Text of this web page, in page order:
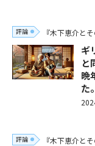
評論 『木下恵介と
ギ
と
晩
た。
評論 『木下恵介と